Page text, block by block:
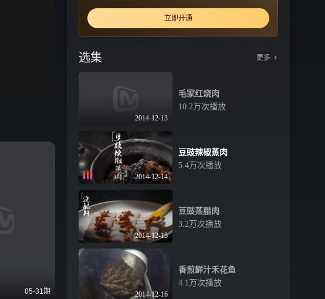
05-31期
立即开通
选集 更多
2014-12-13
毛家红烧肉
10.2万次播放
2014-12-14
豆豉辣椒蒸肉
5.4万次播放
2014-12-15
豆豉蒸腊肉
3.2万次播放
2014-12-16
香煎鲜汁禾花鱼
4.1万次播放